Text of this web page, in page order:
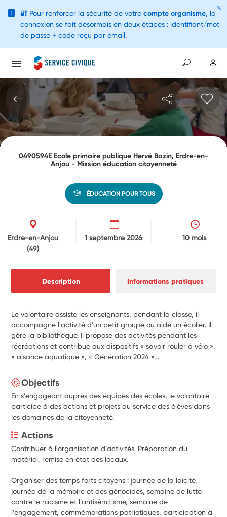
0490594E Ecole primaire publique Hervé Bazin, Erdre-en-
Anjou - Mission éducation citoyenneté
ÉDUCATION POUR TOUS
Erdre-en-Anjou
(49)
1 septembre 2026 10 mois
Description Informations pratiques
Le volontaire assiste les enseignants, pendant la classe, il
accompagne l'activité d'un petit groupe ou aide un écolier. Il
gère la bibliothèque. Il propose des activités pendant les
récréations et contribue aux dispositifs « savoir rouler à vélo »,
« aisance aquatique », « Génération 2024 »…
Objectifs
En s’engageant auprès des équipes des écoles, le volontaire
participe à des actions et projets au service des élèves dans
les domaines de la citoyenneté.
Actions
Contribuer à l'organisation d’activités. Préparation du
matériel, remise en état des locaux.
Organiser des temps forts citoyens : journée de la laïcité,
journée de la mémoire et des génocides, semaine de lutte
contre le racisme et l’antisémitisme, semaine de
l’engagement, commémorations patriotiques, participation à
i 🔐 Pour renforcer la sécurité de votre compte organisme, la
connexion se fait désormais en deux étapes : identifiant/mot
de passe + code reçu par email.